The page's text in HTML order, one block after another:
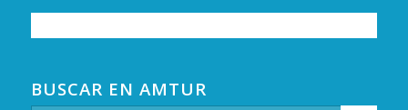
BUSCAR EN AMTUR